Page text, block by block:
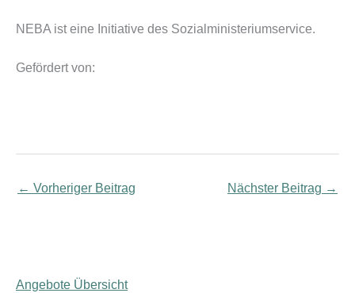
NEBA ist eine Initiative des Sozialministeriumservice.
Gefördert von:
← Vorheriger Beitrag Nächster Beitrag →
Angebote Übersicht